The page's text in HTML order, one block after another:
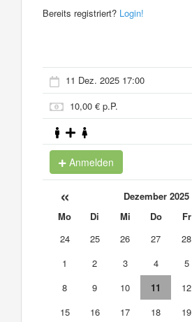
Bereits registriert? Login!
11 Dez. 2025 17:00
10,00 € p.P.
Anmelden
« Dezember 2025
Mo Di Mi Do Fr
24
25 26 27 28
1
2 3 4 5
8
9 10 11 12
15
16 17 18 19